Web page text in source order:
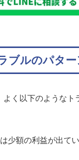
ブルのパター
よく以下のようなト
少額の利益が出て